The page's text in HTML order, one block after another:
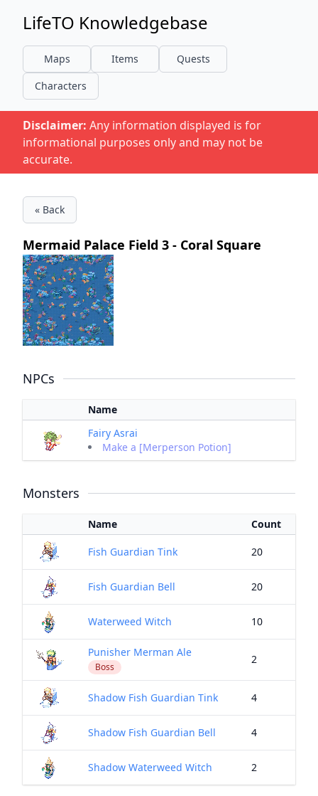
LifeTO Knowledgebase
Maps Items
Quests
Characters
Disclaimer: Any information displayed is for
informational purposes only and may not be
accurate.
« Back
Mermaid Palace Field 3 - Coral Square
NPCs
Name
Fairy Asrai
Make a [Merperson Potion]
Monsters
Name Count
Fish Guardian Tink 20
Fish Guardian Bell 20
Waterweed Witch 10
Punisher Merman Ale
Boss
2
Shadow Fish Guardian Tink 4
Shadow Fish Guardian Bell 4
Shadow Waterweed Witch 2